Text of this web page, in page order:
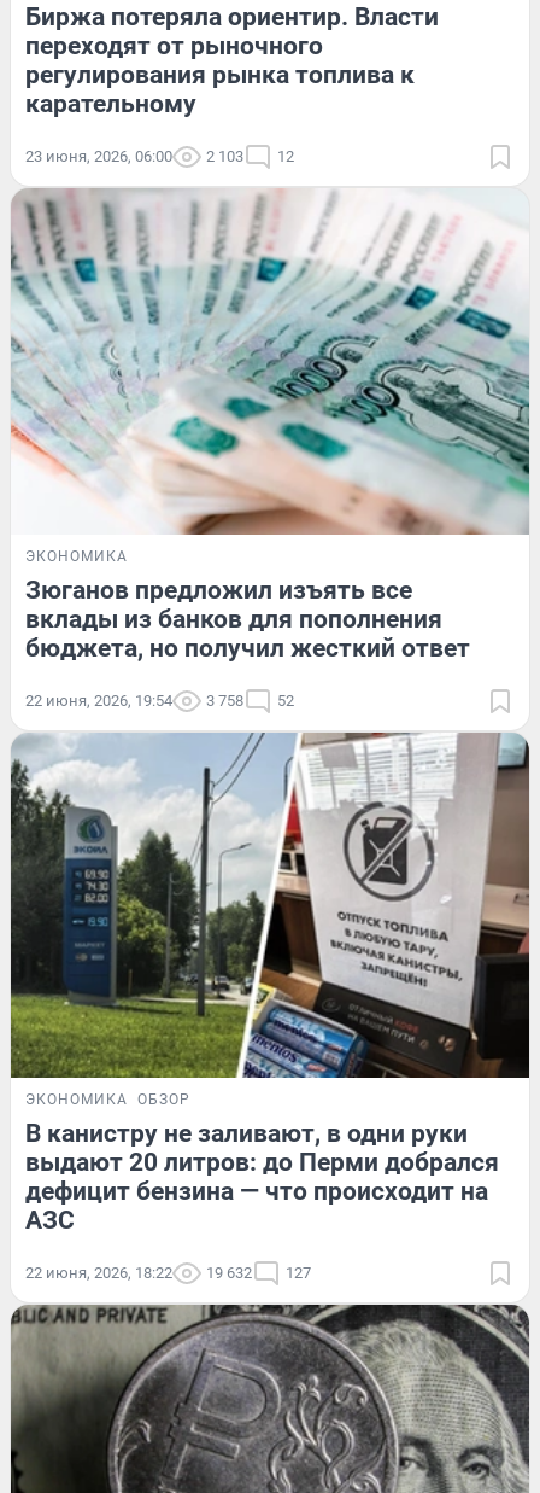
Биржа потеряла ориентир. Власти
переходят от рыночного
регулирования рынка топлива к
карательному
23 июня, 2026, 06:00 2 103 12
ЭКОНОМИКА
Зюганов предложил изъять все
вклады из банков для пополнения
бюджета, но получил жесткий ответ
22 июня, 2026, 19:54 3 758 52
ЭКОНОМИКА ОБЗОР
В канистру не заливают, в одни руки
выдают 20 литров: до Перми добрался
дефицит бензина — что происходит на
АЗС
22 июня, 2026, 18:22 19 632 127